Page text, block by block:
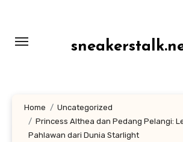
konten
Home
Uncategorized
Princess Althea dan Pedang Pelangi:
Pahlawan dari Dunia Starlight